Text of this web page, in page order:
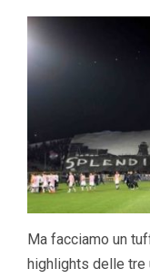
Ma facciamo un
highlights delle tre